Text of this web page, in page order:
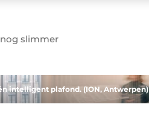
slimmer
intelligent plafond. (ION, Antwerpen)